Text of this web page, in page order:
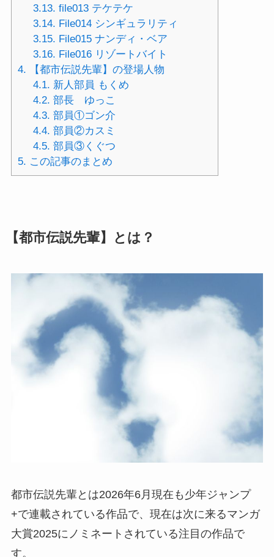
3.13. file013 テケテケ
3.14. File014 シンギュラリティ
3.15. File015 ナンディ・ベア
3.16. File016 リゾートバイト
4. 【都市伝説先輩】の登場人物
4.1. 新人部員 もくめ
4.2. 部長 ゆっこ
4.3. 部員①ゴン介
4.4. 部員②カスミ
4.5. 部員③くぐつ
5. この記事のまとめ
【都市伝説先輩】とは？
都市伝説先輩とは2026年6月現在も少年ジャンプ
+で連載されている作品で、現在は次に来るマンガ
大賞2025にノミネートされている注目の作品で
す。